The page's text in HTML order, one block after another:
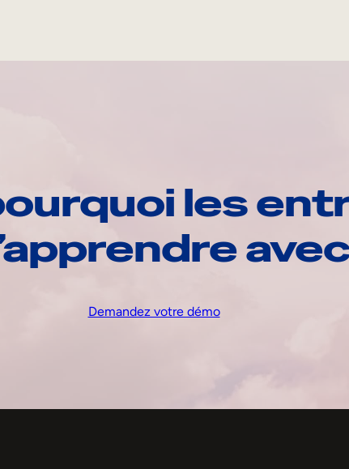
les
Demandez votre démo